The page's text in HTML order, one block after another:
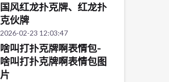
国风红龙扑克牌、红龙扑
克伙牌
2026-02-23 12:03:47
啥叫打扑克牌啊表情包-
啥叫打扑克牌啊表情包图
片